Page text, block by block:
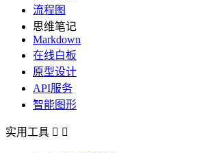
流程图
思维笔记
Markdown
在线白板
原型设计
API服务
智能图形
实用工具  